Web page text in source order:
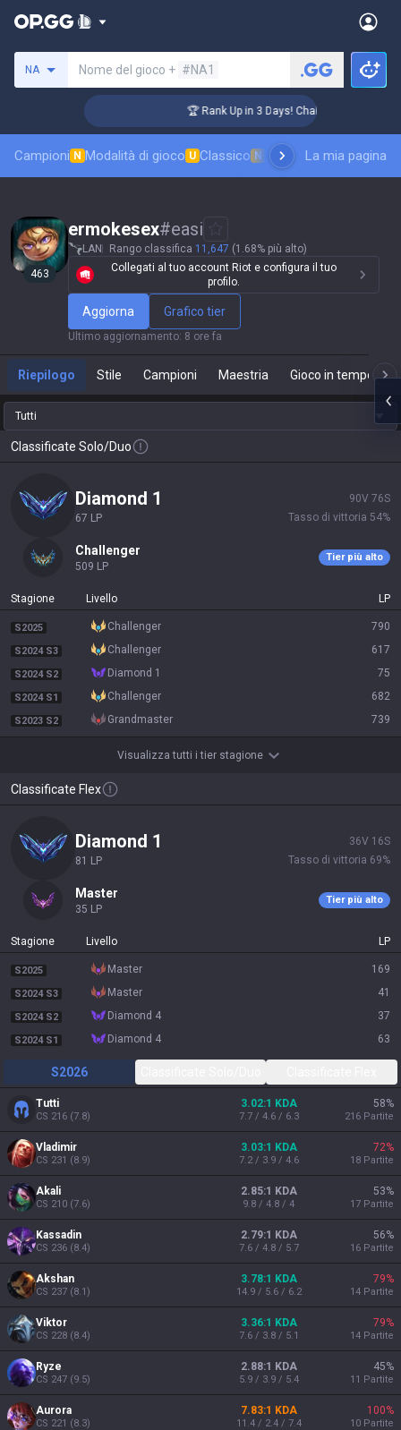
NA Nome del gioco + #NA1
🏆 Rank Up in 3 Days! Challenger Coaching
Campioni N Modalità di gioco U Classico N Classifica skin
La mia pagina
463
ermokesex#easi
LAN Rango classifica 11,647 (1.68% più alto)
Collegati al tuo account Riot e configura il tuo
profilo.
Aggiorna Grafico tier
Ultimo aggiornamento: 8 ore fa
Riepilogo Stile Campioni Maestria Gioco in tempo
Tutti
Classificate Solo/Duo
diamond 1
67 LP
90V 76S
Tasso di vittoria 54%
challenger
509 LP
Tier più alto
Stagione Livello LP
S2025 challenger 790
S2024 S3 challenger 617
S2024 S2 diamond 1 75
S2024 S1 challenger 682
S2023 S2 grandmaster 739
Visualizza tutti i tier stagione
Classificate Flex
diamond 1
81 LP
36V 16S
Tasso di vittoria 69%
master
35 LP
Tier più alto
Stagione Livello LP
S2025 master 169
S2024 S3 master 41
S2024 S2 diamond 4 37
S2024 S1 diamond 4 63
S2026
Tutti
CS 216 (7.8)
3.02:1 KDA
7.7 / 4.6 / 6.3
58%
216 Partite
Vladimir
CS 231 (8.9)
3.03:1 KDA
7.2 / 3.9 / 4.6
72%
18 Partite
Akali
CS 210 (7.6)
2.85:1 KDA
9.8 / 4.8 / 4
53%
17 Partite
Kassadin
CS 236 (8.4)
2.79:1 KDA
7.6 / 4.8 / 5.7
56%
16 Partite
Akshan
CS 237 (8.1)
3.78:1 KDA
14.9 / 5.6 / 6.2
79%
14 Partite
Viktor
CS 228 (8.4)
3.36:1 KDA
7.6 / 3.8 / 5.1
79%
14 Partite
Ryze
CS 247 (9.5)
2.88:1 KDA
5.9 / 3.9 / 5.4
45%
11 Partite
Aurora
CS 221 (8.3)
7.83:1 KDA
11.4 / 2.4 / 7.4
100%
10 Partite